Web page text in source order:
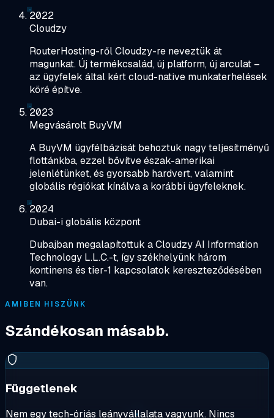
2022
Cloudzy
RouterHosting-ről Cloudzy-re neveztük át
magunkat. Új termékcsalád, új platform, új arculat –
az ügyfelek által kért cloud-native munkaterhelések
köré építve.
2023
Megvásárolt BuyVM
A BuyVM ügyfélbázisát behoztuk nagy teljesítményű
flottánkba, ezzel bővítve észak-amerikai
jelenlétünket, és gyorsabb hardvert, valamint
globális régiókat kínálva a korábbi ügyfeleknek.
2024
Dubai-i globális központ
Dubajban megalapítottuk a Cloudzy AI Information
Technology L.L.C.-t, így székhelyünk három
kontinens és tier-1 kapcsolatok kereszteződésében
van.
AMIBEN HISZÜNK
Szándékosan másabb.
Függetlenek
Nem egy tech-óriás leányvállalata vagyunk. Nincs